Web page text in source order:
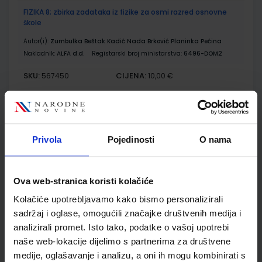
Privola Pojedinosti O nama
Ova web-stranica koristi kolačiće
Kolačiće upotrebljavamo kako bismo personalizirali
sadržaj i oglase, omogućili značajke društvenih medija i
analizirali promet. Isto tako, podatke o vašoj upotrebi
naše web-lokacije dijelimo s partnerima za društvene
medije, oglašavanje i analizu, a oni ih mogu kombinirati s
FIZIKA 8; zbirka zadataka iz fizike za osmi razred osnovne
škole
Autor(i): Zumbulka Beštak Kadić Nada Brković Planinka Pećina
Nakladnik: ALFA d.d. Registarski broj ministarstva: 6496-DOM2
SKU: 567450 CIJENA: 10,00 €
ŠIFRA OMOTA:
Udžbenik Omot
KEMIJA 8; udžbenik kemije s dodatnim digitalnim sadržajima
Nakladnik:ŠKOLSKA KNJIGA d.d. Registarski broj ministarstva:7038
SKU:567462 CIJENA: 13,03 €
ŠIFRA OMOTA: 500177